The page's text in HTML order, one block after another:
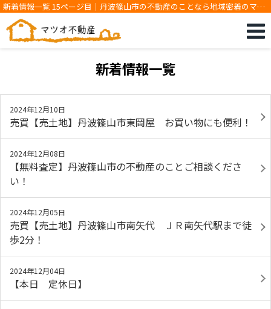
新着情報一覧 15ページ目｜丹波篠山市の不動産のことなら地域密着のマツ
オ不動産です
新着情報一覧
2024年12月10日
売買【売土地】丹波篠山市東岡屋 お買い物にも便利！
2024年12月08日
【無料査定】丹波篠山市の不動産のことご相談くださ
い！
2024年12月05日
売買【売土地】丹波篠山市南矢代 ＪＲ南矢代駅まで徒
歩2分！
2024年12月04日
【本日 定休日】